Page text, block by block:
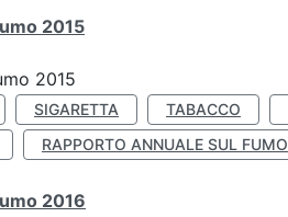
2015
2015
SIGARETTA TABACCO
RAPPORTO ANNUALE SUL FUMO
2016